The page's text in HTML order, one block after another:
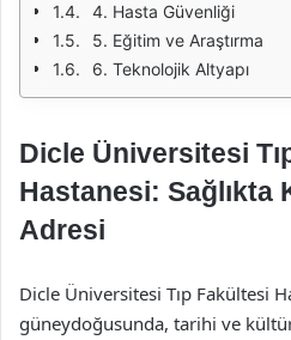
4. Hasta Güvenliği
5. Eğitim ve Araştırma
6. Teknolojik Altyapı
Dicle Üniversitesi
Hastanesi: Sağlıkta
Adresi
Dicle Üniversitesi Tıp Fakültesi
güneydoğusunda, tarihi ve